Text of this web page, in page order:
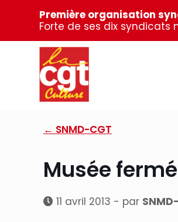
Première organisation
Forte de ses dix syndicats
← SNMD-CGT
Musée
11 avril 2013 - par